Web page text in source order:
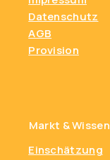
Datenschutz
AGB
Provision
Markt & Wissen
Einschätzung